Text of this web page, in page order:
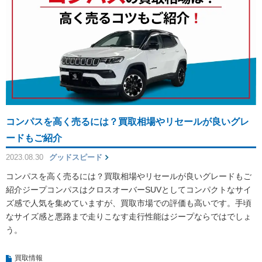
コンパスを高く売るには？買取相場やリセールが良いグレ
ードもご紹介
2023.08.30 グッドスピード
コンパスを高く売るには？買取相場やリセールが良いグレードもご
紹介ジープコンパスはクロスオーバーSUVとしてコンパクトなサイ
ズ感で人気を集めていますが、買取市場での評価も高いです。手頃
なサイズ感と悪路まで走りこなす走行性能はジープならではでしょ
う。
買取情報